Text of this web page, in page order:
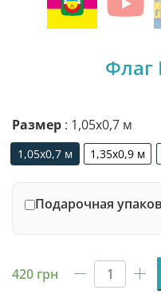
Флаг
Размер : 1,05х0,7 м
1,05х0,7 м
1,05х0,7 м
1,35х0,9 м
Подарочная
420 грн